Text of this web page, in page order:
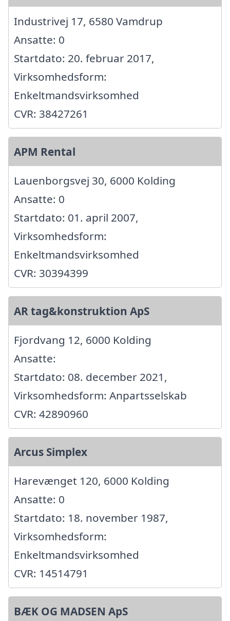
Industrivej 17, 6580 Vamdrup
Ansatte: 0
Startdato: 20. februar 2017,
Virksomhedsform:
Enkeltmandsvirksomhed
CVR: 38427261
APM Rental
Lauenborgsvej 30, 6000 Kolding
Ansatte: 0
Startdato: 01. april 2007,
Virksomhedsform:
Enkeltmandsvirksomhed
CVR: 30394399
AR tag&konstruktion ApS
Fjordvang 12, 6000 Kolding
Ansatte:
Startdato: 08. december 2021,
Virksomhedsform: Anpartsselskab
CVR: 42890960
Arcus Simplex
Harevænget 120, 6000 Kolding
Ansatte: 0
Startdato: 18. november 1987,
Virksomhedsform:
Enkeltmandsvirksomhed
CVR: 14514791
BÆK OG MADSEN ApS